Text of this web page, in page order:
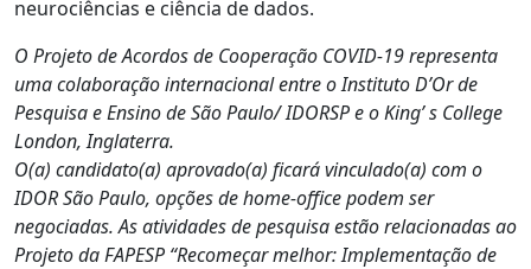
neurociências e ciência de dados.
O Projeto de Acordos de Cooperação COVID-19 representa
uma colaboração internacional entre o Instituto D’Or de
Pesquisa e Ensino de São Paulo/ IDORSP e o King’ s College
London, Inglaterra.
O(a) candidato(a) aprovado(a) ficará vinculado(a) com o
IDOR São Paulo, opções de home-office podem ser
negociadas. As atividades de pesquisa estão relacionadas ao
Projeto da FAPESP “Recomeçar melhor: Implementação de